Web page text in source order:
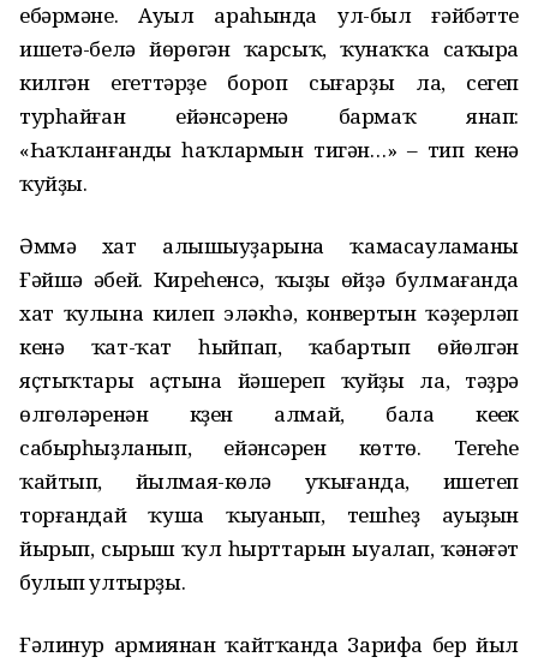
ебәрмәне. Ауыл араһында ул-был ғәйбәтте
ишетә-белә йөрөгән ҡарсыҡ, ҡунаҡҡа саҡыра
килгән егеттәрҙе бороп сығарҙы ла, үсегеп
турһайған ейәнсәренә бармаҡ янап:
«Һаҡланғанды һаҡлармын тигән…» – тип кенә
ҡуйҙы.
Әммә хат алышыуҙарына ҡамасауламаны
Ғәйшә әбей. Киреһенсә, ҡыҙы өйҙә булмағанда
хат ҡулына килеп эләкһә, конвертын ҡәҙерләп
кенә ҡат-ҡат һыйпап, ҡабартып өйөлгән
яҫтыҡтары аҫтына йәшереп ҡуйҙы ла, тәҙрә
өлгөләренән күҙен алмай, бала кеүек
сабырһыҙланып, ейәнсәрен көттө. Тегеһе
ҡайтып, йылмая-көлә уҡығанда, ишетеп
торғандай ҡуша ҡыуанып, тешһеҙ ауыҙын
йырып, сырыш ҡул һырттарын ыуалап, ҡәнәғәт
булып ултырҙы.
Ғәлинур армиянан ҡайтҡанда Зарифа бер йыл